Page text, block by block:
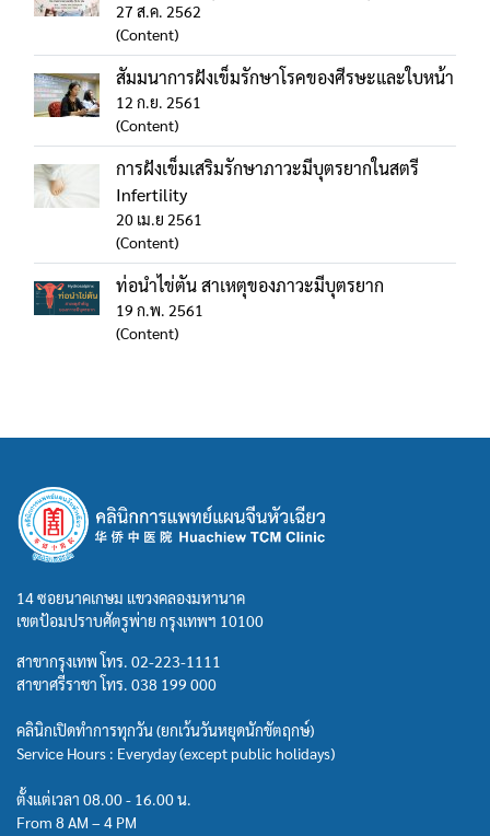
27 ส.ค. 2562
(Content)
สัมมนาการฝังเข็มรักษาโรคของศีรษะและใบหน้า
12 ก.ย. 2561
(Content)
การฝังเข็มเสริมรักษาภาวะมีบุตรยากในสตรี
Infertility
20 เม.ย 2561
(Content)
ท่อนำไข่ตัน สาเหตุของภาวะมีบุตรยาก
19 ก.พ. 2561
(Content)
14 ซอยนาคเกษม แขวงคลองมหานาค
เขตป้อมปราบศัตรูพ่าย กรุงเทพฯ 10100
สาขากรุงเทพ โทร. 02-223-1111
สาขาศรีราชา โทร. 038 199 000
คลินิกเปิดทำการทุกวัน (ยกเว้นวันหยุดนักขัตฤกษ์)
Service Hours : Everyday (except public holidays)
ตั้งแต่เวลา 08.00 - 16.00 น.
From 8 AM – 4 PM